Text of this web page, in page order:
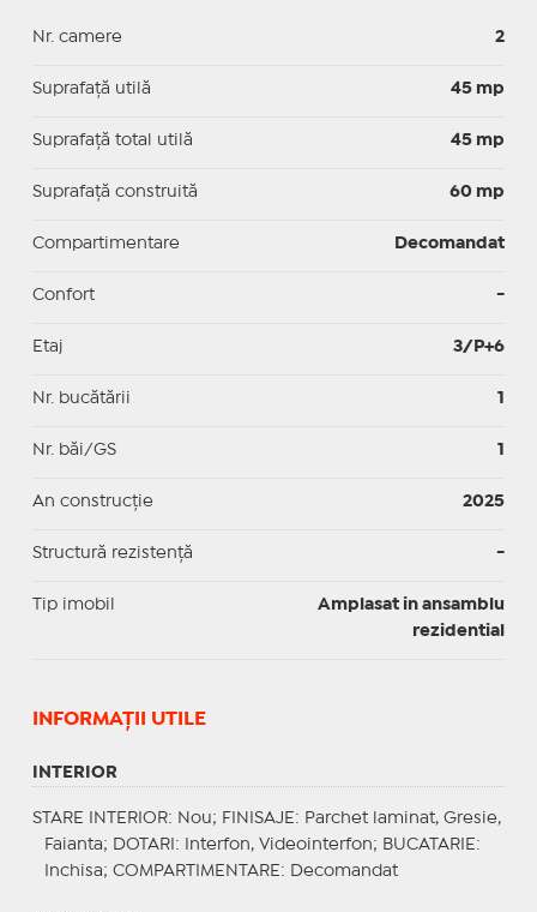
Nr. camere 2
Suprafaţă utilă 45 mp
Suprafaţă total utilă 45 mp
Suprafaţă construită 60 mp
Compartimentare Decomandat
Confort -
Etaj 3/P+6
Nr. bucătării 1
Nr. băi/GS 1
An construcție 2025
Structură rezistență -
Tip imobil
Amplasat in ansamblu
rezidential
INFORMAŢII UTILE
INTERIOR
STARE INTERIOR: Nou; FINISAJE : Parchet laminat, Gresie,
Faianta;
DOTARI : Interfon, Videointerfon; BUCATARIE :
Inchisa; COMPARTIMENTARE : Decomandat